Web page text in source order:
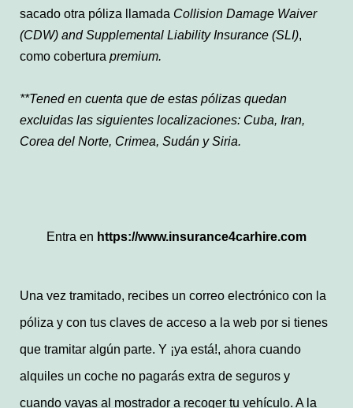
sacado otra póliza llamada Collision Damage Waiver
(CDW) and Supplemental Liability Insurance (SLI),
como cobertura premium.
**Tened en cuenta que de estas pólizas quedan
excluidas las siguientes localizaciones: Cuba, Iran,
Corea del Norte, Crimea, Sudán y Siria.
Entra en https://www.insurance4carhire.com
Una vez tramitado, recibes un correo electrónico con la
póliza y con tus claves de acceso a la web por si tienes
que tramitar algún parte. Y ¡ya está!, ahora cuando
alquiles un coche no pagarás extra de seguros y
cuando vayas al mostrador a recoger tu vehículo. A la